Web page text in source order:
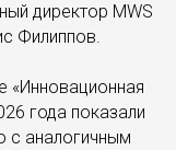
директор MWS
Филиппов.
«Инновационная
года показали
с аналогичным